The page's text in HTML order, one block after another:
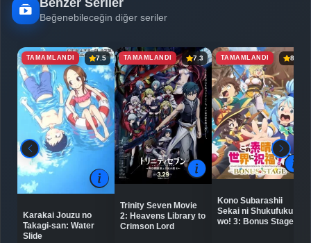
Beğenebileceğin diğer seriler
TAMAMLANDI 7.5
Karakai Jouzu no
Takagi-san: Water
Slide
TAMAMLANDI 7.3
Trinity Seven Movie
2: Heavens Library to
Crimson Lord
TAMAMLANDI 8.2
Kono Subarashii
Sekai ni Shukufuku
wo! 3: Bonus Stage